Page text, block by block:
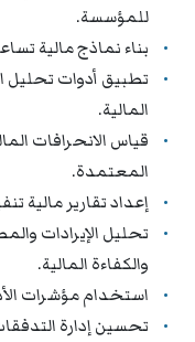
للمؤسسة.
بناء نماذج مالية
تطبيق أدوات تحليل
المالية.
قياس الانحرافات
المعتمدة.
إعداد تقارير مالية
تحليل الإيرادات
والكفاءة المالية.
استخدام مؤشرات
تحسين إدارة